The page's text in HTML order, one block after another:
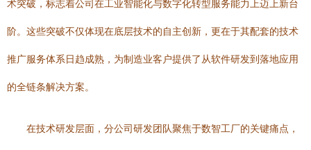
术突破，标志着公司在工业智能化与数字化转型服务能力上迈上新台
阶。这些突破不仅体现在底层技术的自主创新，更在于其配套的技术
推广服务体系日趋成熟，为制造业客户提供了从软件研发到落地应用
的全链条解决方案。
在技术研发层面，分公司研发团队聚焦于数智工厂的关键痛点，